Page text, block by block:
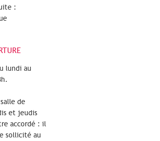
:
lundi au
de
et jeudis
accordé : il
sollicité au